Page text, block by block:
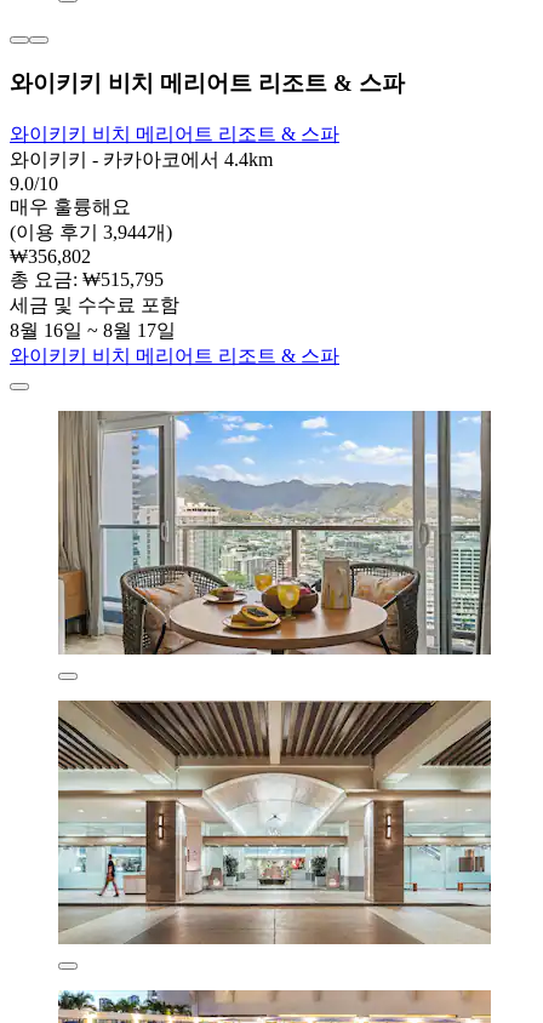
와이키키 비치 메리어트 리조트 & 스파
와이키키 비치 메리어트 리조트 & 스파
와이키키 - 카카아코에서 4.4km
9.0/10
매우 훌륭해요
(이용 후기 3,944개)
₩356,802
총 요금: ₩515,795
세금 및 수수료 포함
8월 16일 ~ 8월 17일
와이키키 비치 메리어트 리조트 & 스파